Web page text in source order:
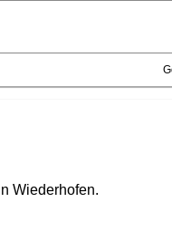
Wiederhofen.